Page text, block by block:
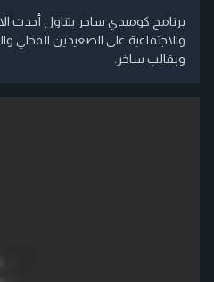
برنامج كوميدي ساخر يتناول أحدث
والاجتماعية على الصعيدين المحلي
وبقالب ساخر.